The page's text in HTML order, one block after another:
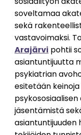
soveltamaa
sekä
vastavoimaksi.
Arajärvi pohtii
asiantuntijuutta
psykiatrian
esitetään
jäsentämistä
asiantuntijuuden